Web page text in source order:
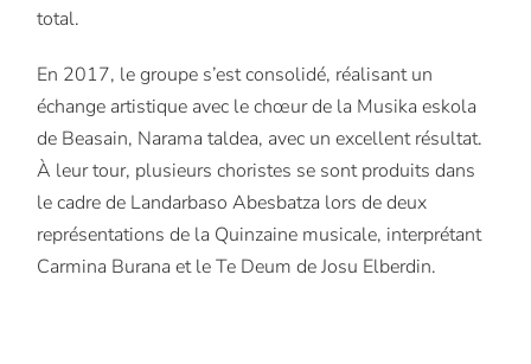
total.
En 2017, le groupe s’est consolidé, réalisant un
échange artistique avec le chœur de la Musika eskola
de Beasain, Narama taldea, avec un excellent résultat.
À leur tour, plusieurs choristes se sont produits dans
le cadre de Landarbaso Abesbatza lors de deux
représentations de la Quinzaine musicale, interprétant
Carmina Burana et le Te Deum de Josu Elberdin.